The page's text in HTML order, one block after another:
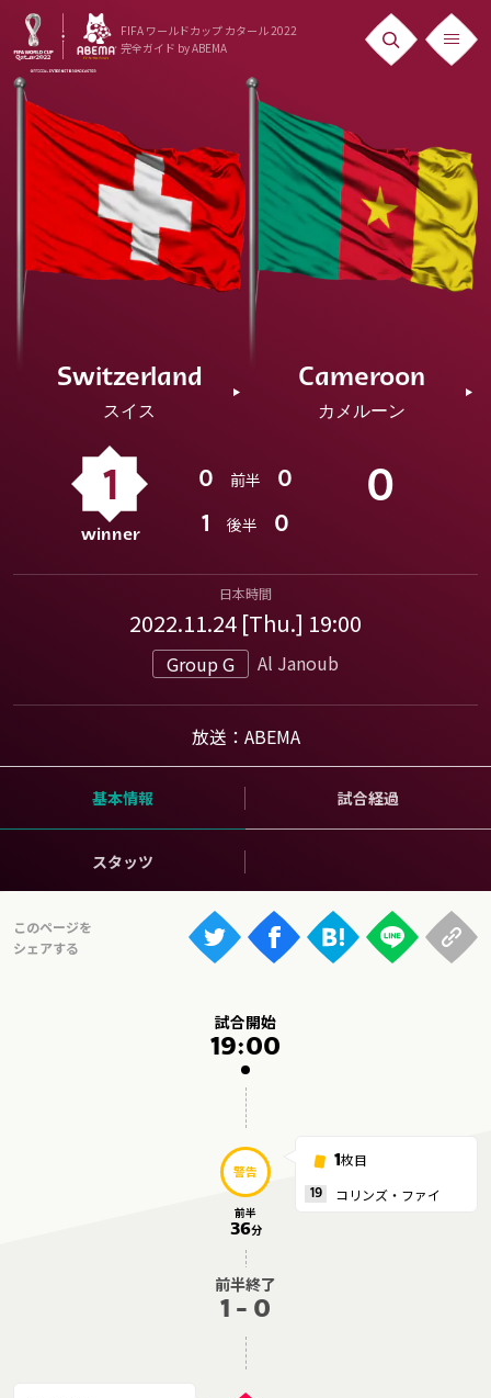
FIFA ワールドカップ カタール 2022
完全ガイド by ABEMA
ニュース
News
出場国
Teams
日程・結果
Schedule
ランキング
Ranking
Android
Switzerland
スイス
Cameroon
カメルーン
1 0 前半
0
1
後半 0
0
日本時間
2022.11.24 [Thu.] 19:00
Group G Al Janoub
放送：ABEMA
基本情報 試合経過
スタッツ
試合開始
19:00
警告
前半
36分
1枚目
19 コリンズ・ファイ
前半終了
1 - 0